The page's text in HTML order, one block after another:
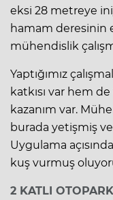
eksi 28 metreye
hamam deresinin
mühendislik
Yaptığımız
katkısı var hem
kazanım var.
burada yetişmiş
Uygulama
kuş vurmuş
2 KATLI